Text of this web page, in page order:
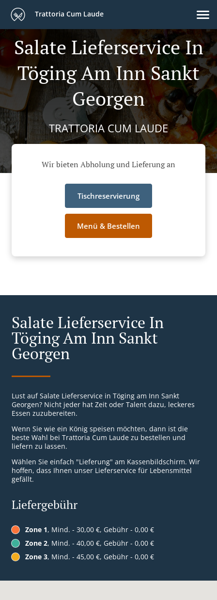
Trattoria Cum Laude
Salate Lieferservice In
Töging Am Inn Sankt
Georgen
TRATTORIA CUM LAUDE
Wir bieten Abholung und Lieferung an
Tischreservierung
Menü & Bestellen
Salate Lieferservice In
Töging Am Inn Sankt
Georgen
Lust auf Salate Lieferservice in Töging am Inn Sankt
Georgen? Nicht jeder hat Zeit oder Talent dazu, leckeres
Essen zuzubereiten.
Wenn Sie wie ein König speisen möchten, dann ist die
beste Wahl bei Trattoria Cum Laude zu bestellen und
liefern zu lassen.
Wählen Sie einfach "Lieferung" am Kassenbildschirm. Wir
hoffen, dass Ihnen unser Lieferservice für Lebensmittel
gefällt.
Liefergebühr
Zone 1, Mind. - 30,00 €, Gebühr - 0,00 €
Zone 2, Mind. - 40,00 €, Gebühr - 0,00 €
Zone 3, Mind. - 45,00 €, Gebühr - 0,00 €